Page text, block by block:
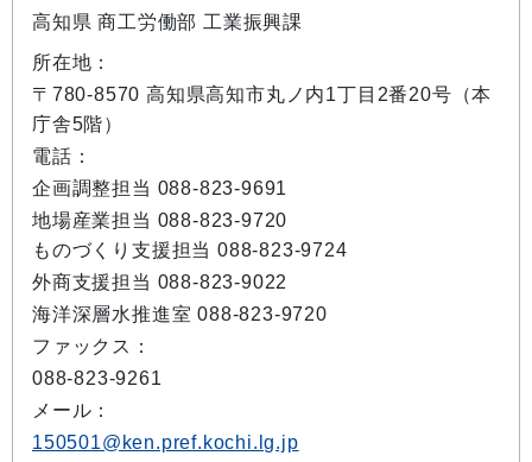
高知県 商工労働部 工業振興課
所在地：
〒780-8570 高知県高知市丸ノ内1丁目2番20号（本
庁舎5階）
電話：
企画調整担当 088-823-9691
地場産業担当 088-823-9720
ものづくり支援担当 088-823-9724
外商支援担当 088-823-9022
海洋深層水推進室 088-823-9720
ファックス：
088-823-9261
メール：
150501@ken.pref.kochi.lg.jp